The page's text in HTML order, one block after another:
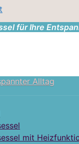
für Ihre
Alltag
mit